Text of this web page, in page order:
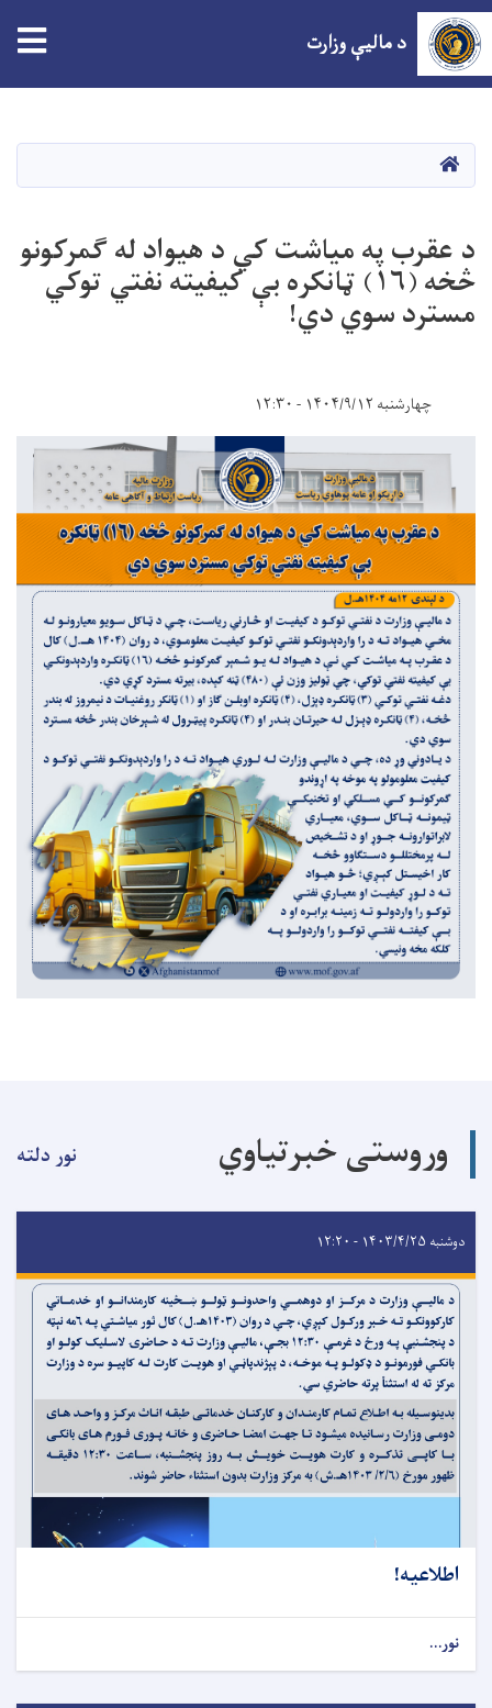
د مالیې وزارت
HOME
د عقرب په میاشت کي د هیواد له ګمرکونو
څخه (۱۶) ټانکره بې کیفیته نفتي توکي
مسترد سوي دي!
چهارشنبه ۱۴۰۴/۹/۱۲ - ۱۲:۳۰
وروستی خبرتیاوي نور دلته
دوشنبه ۱۴۰۳/۴/۲۵ - ۱۲:۲۰
اطلاعیه!
نور...